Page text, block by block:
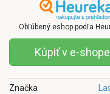
Obľúbený eshop podľa
Kúpiť v e-
Značka